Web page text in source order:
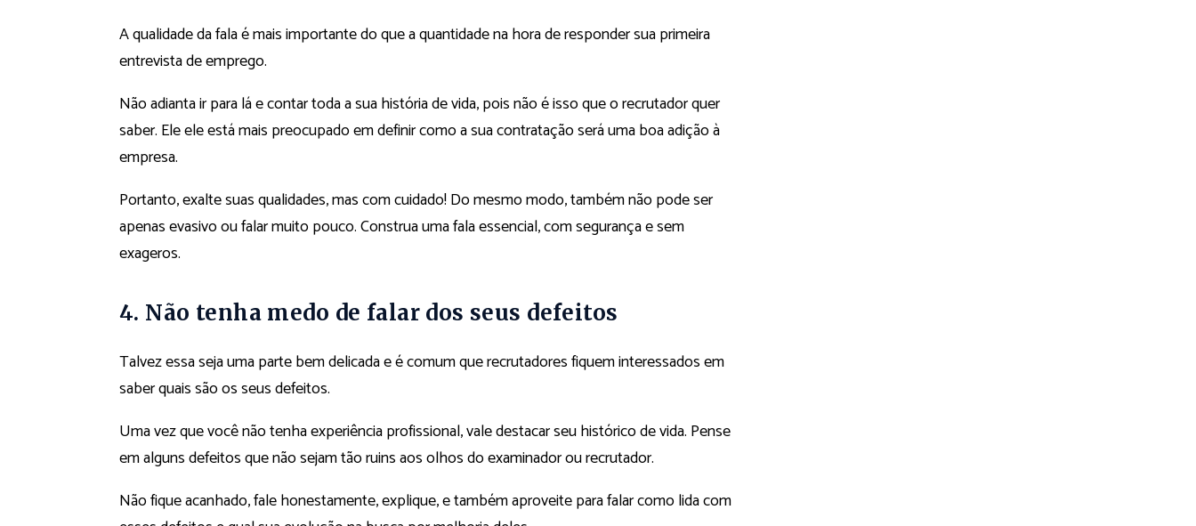
A qualidade da fala é mais importante do que a quantidade na hora de responder sua primeira
entrevista de emprego.
Não adianta ir para lá e contar toda a sua história de vida, pois não é isso que o recrutador quer
saber. Ele ele está mais preocupado em definir como a sua contratação será uma boa adição à
empresa.
Portanto, exalte suas qualidades, mas com cuidado! Do mesmo modo, também não pode ser
apenas evasivo ou falar muito pouco. Construa uma fala essencial, com segurança e sem
exageros.
4. Não tenha medo de falar dos seus defeitos
Talvez essa seja uma parte bem delicada e é comum que recrutadores fiquem interessados em
saber quais são os seus defeitos.
Uma vez que você não tenha experiência profissional, vale destacar seu histórico de vida. Pense
em alguns defeitos que não sejam tão ruins aos olhos do examinador ou recrutador.
Não fique acanhado, fale honestamente, explique, e também aproveite para falar como lida com